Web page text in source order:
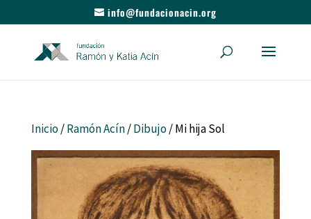
info@fundacionacin.org
Inicio/Ramón Acín/Dibujo/ Mi hija Sol